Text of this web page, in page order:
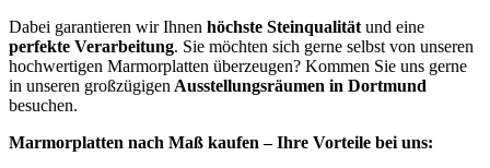
Dabei garantieren wir Ihnen höchste Steinqualität und eine
perfekte Verarbeitung. Sie möchten sich gerne selbst von unseren
hochwertigen Marmorplatten überzeugen? Kommen Sie uns gerne
in unseren großzügigen Ausstellungsräumen in Dortmund
besuchen.
Marmorplatten nach Maß kaufen – Ihre Vorteile bei uns: